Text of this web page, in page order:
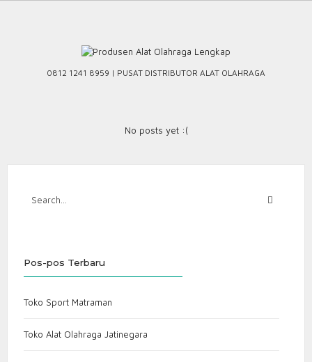
0812 1241 8959 | PUSAT DISTRIBUTOR ALAT OLAHRAGA
No posts yet :(
Pos-pos Terbaru
Toko Sport Matraman
Toko Alat Olahraga Jatinegara